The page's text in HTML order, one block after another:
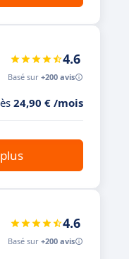
4.6
Basé sur +200 avis
24,90 € /mois
4.6
Basé sur +200 avis